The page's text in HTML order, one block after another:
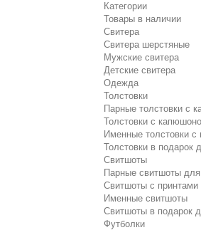
Категории
Товары в наличии
Свитера
Свитера шерстяные
Мужские свитера
Детские свитера
Одежда
Толстовки
Парные толстовки с
Толстовки с
Именные толстовки
Толстовки в подарок
Свитшоты
Парные свитшоты
Свитшоты с принтами
Именные свитшоты
Свитшоты в подарок
Футболки